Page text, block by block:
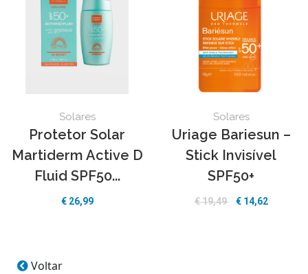
Solares
Protetor Solar
Martiderm Active D
Fluid SPF50...
€ 26,99
Solares
Uriage Bariesun –
Stick Invisível
SPF50+
€19,49 € 14,62
Voltar